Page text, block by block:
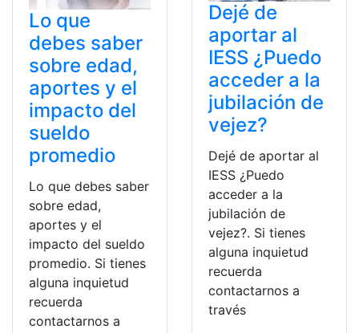
Lo que
debes saber
sobre edad,
aportes y el
impacto del
sueldo
promedio
Lo que debes saber
sobre edad,
aportes y el
impacto del sueldo
promedio. Si tienes
alguna inquietud
recuerda
contactarnos a
Dejé de
aportar al
IESS ¿Puedo
acceder a la
jubilación de
vejez?
Dejé de aportar al
IESS ¿Puedo
acceder a la
jubilación de
vejez?. Si tienes
alguna inquietud
recuerda
contactarnos a
través